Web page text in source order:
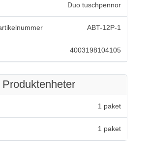
Duo tuschpennor
ABT-12P-1
4003198104105
Produktenheter
1 paket
1 paket